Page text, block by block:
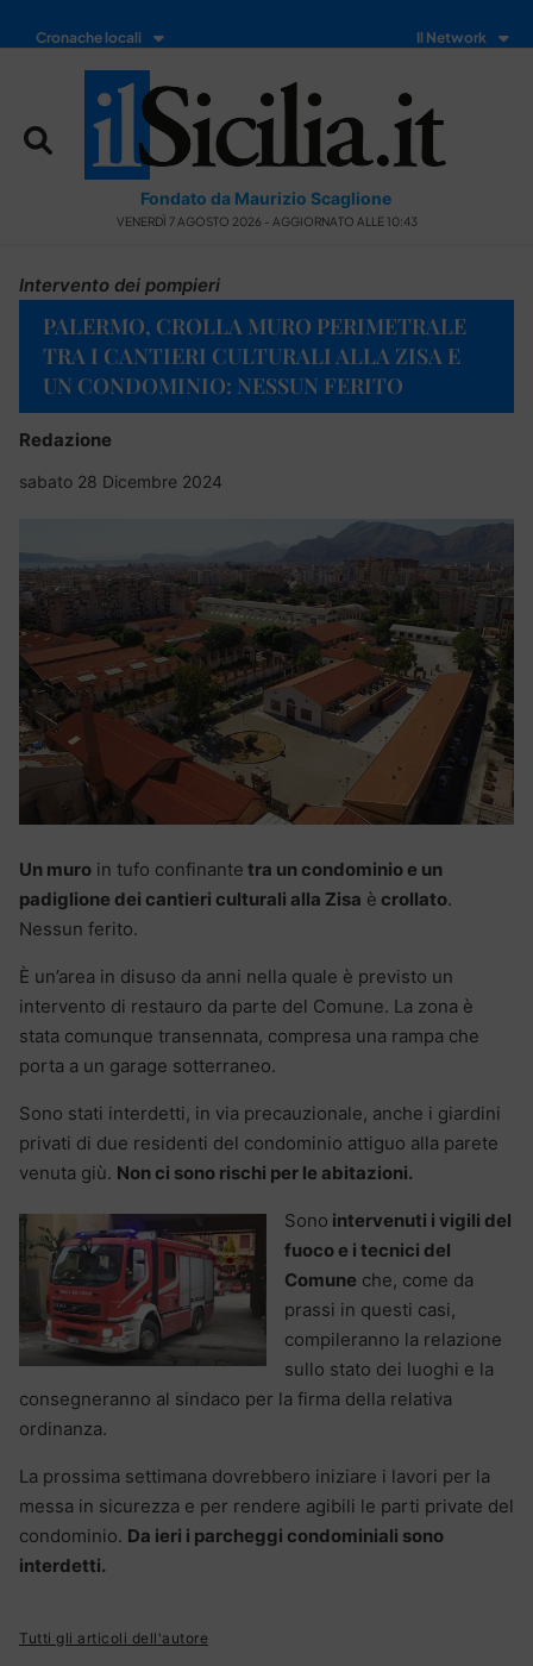
Cronache locali Il Network
Fondato da Maurizio Scaglione
VENERDÌ 7 AGOSTO 2026 - AGGIORNATO ALLE 10:43
Intervento dei pompieri
PALERMO, CROLLA MURO PERIMETRALE
TRA I CANTIERI CULTURALI ALLA ZISA E
UN CONDOMINIO: NESSUN FERITO
Redazione
sabato 28 Dicembre 2024
Un muro in tufo confinante tra un condominio e un
padiglione dei cantieri culturali alla Zisa è crollato.
Nessun ferito.
È un’area in disuso da anni nella quale è previsto un
intervento di restauro da parte del Comune. La zona è
stata comunque transennata, compresa una rampa che
porta a un garage sotterraneo.
Sono stati interdetti, in via precauzionale, anche i giardini
privati di due residenti del condominio attiguo alla parete
venuta giù. Non ci sono rischi per le abitazioni.
Sono intervenuti i vigili del
fuoco e i tecnici del
Comune che, come da
prassi in questi casi,
compileranno la relazione
sullo stato dei luoghi e la
consegneranno al sindaco per la firma della relativa
ordinanza.
La prossima settimana dovrebbero iniziare i lavori per la
messa in sicurezza e per rendere agibili le parti private del
condominio. Da ieri i parcheggi condominiali sono
interdetti.
Tutti gli articoli dell'autore